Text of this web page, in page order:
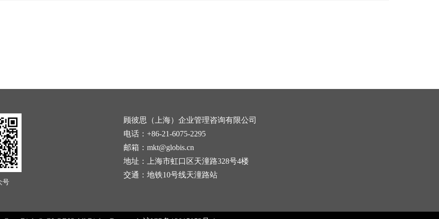
号
顾彼思（上海）企业管理咨询有限公司
电话：+86-21-6075-2295
邮箱：mkt@globis.cn
地址：上海市虹口区天潼路328号4楼
交通：地铁10号线天潼路站